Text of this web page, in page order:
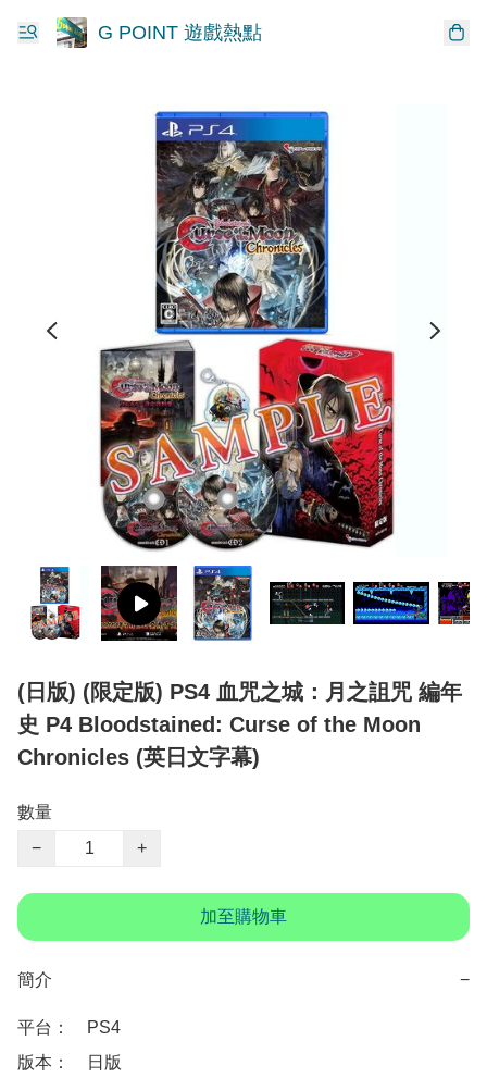
G POINT 遊戲熱點
(日版) (限定版) PS4 血咒之城：月之詛咒 編年
史 P4 Bloodstained: Curse of the Moon
Chronicles (英日文字幕)
數量
−
+
加至購物車
簡介 −
平台：　PS4
版本：　日版